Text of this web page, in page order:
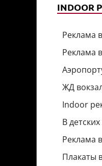
Реклама
Реклама
ЖД
Indoor
В
Реклама
Плакаты